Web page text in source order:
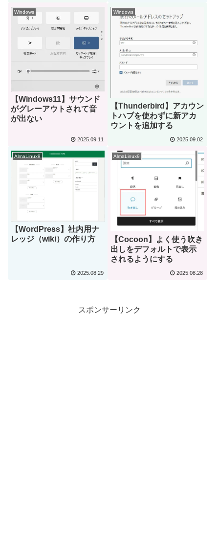
Windows
【Windows11】サウンド
がグレーアウトされて音
が出ない
2025.09.11
Windows
【Thunderbird】アカウン
トハブを使わずに新アカ
ウントを追加する
2025.09.02
AlmaLinux9
【WordPress】社内用ナ
レッジ（wiki）の作り方
2025.08.29
AlmaLinux9
【Cocoon】よく使う吹き
出しをデフォルトで表示
されるようにする
2025.08.28
スポンサーリンク